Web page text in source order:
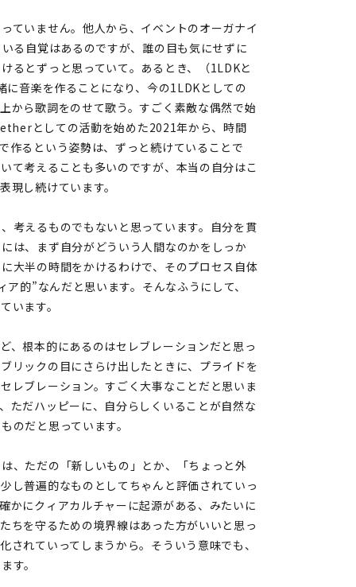
ていません。他人から、イベントのオーガナイ
る自覚はあるのですが、誰の目も気にせずに
るとずっと思っていて。あるとき、（1LDKと
音楽を作ることになり、今の1LDKとしての
から歌詞をのせて歌う。すごく素敵な偶然で始
としての活動を始めた2021年から、時間
作るという姿勢は、ずっと続けていることで
て考えることも多いのですが、本当の自分はこ
現し続けています。
考えるものでもないと思っています。自分を貫
は、まず自分がどういう人間なのかをしっか
大半の時間をかけるわけで、そのプロセス自体
的”なんだと思います。そんなふうにして、
います。
、根本的にあるのはセレブレーションだと思っ
リックの目にさらけ出したときに、プライドを
レブレーション。すごく大事なことだと思いま
ただハッピーに、自分らしくいることが自然な
のだと思っています。
、ただの「新しいもの」とか、「ちょっと外
し普遍的なものとしてちゃんと評価されていっ
かにクィアカルチャーに起源がある、みたいに
ちを守るための境界線はあった方がいいと思っ
れていってしまうから。そういう意味でも、
す。